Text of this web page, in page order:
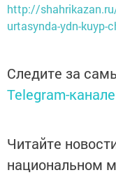
http://
urtasynda-ydn-kuyp-
Следите за
Telegram-канале
Читайте
национальном